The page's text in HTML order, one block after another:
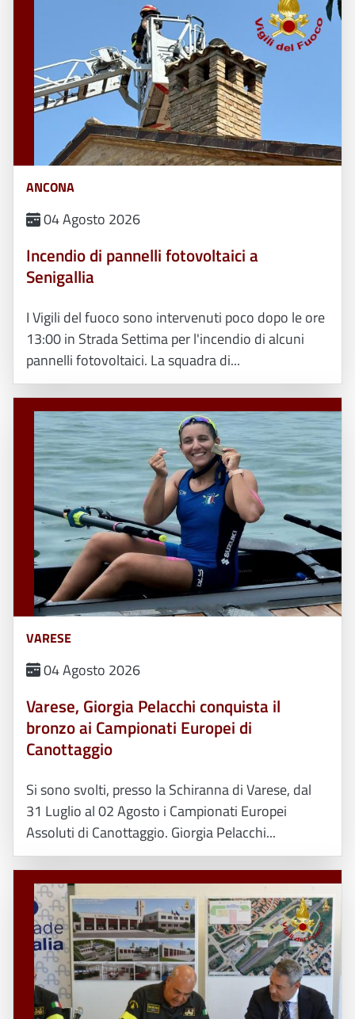
ANCONA
04 Agosto 2026
Incendio di pannelli fotovoltaici a
Senigallia
I Vigili del fuoco sono intervenuti poco dopo le ore
13:00 in Strada Settima per l'incendio di alcuni
pannelli fotovoltaici. La squadra di...
VARESE
04 Agosto 2026
Varese, Giorgia Pelacchi conquista il
bronzo ai Campionati Europei di
Canottaggio
Si sono svolti, presso la Schiranna di Varese, dal
31 Luglio al 02 Agosto i Campionati Europei
Assoluti di Canottaggio. Giorgia Pelacchi...